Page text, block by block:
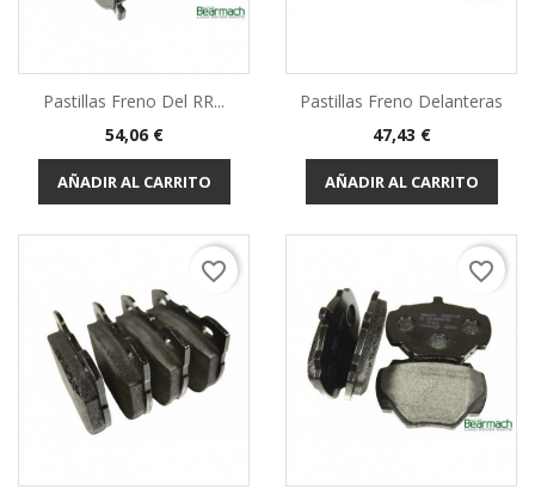
Pastillas Freno Del RR...
Precio
54,06 €
AÑADIR AL CARRITO
Pastillas Freno Delanteras
Precio
47,43 €
AÑADIR AL CARRITO
favorite_border favorite_border